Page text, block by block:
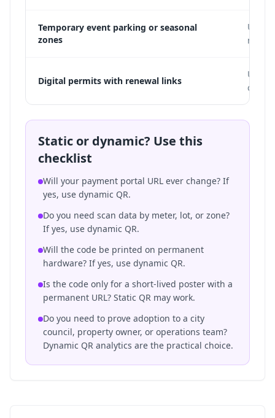
Temporary event parking or seasonal
zones
Use
new
Digital permits with renewal links
Use
Static or dynamic? Use this
checklist
Will your payment portal URL ever change? If
yes, use dynamic QR.
Do you need scan data by meter, lot, or zone?
If yes, use dynamic QR.
Will the code be printed on permanent
hardware? If yes, use dynamic QR.
Is the code only for a short-lived poster with a
permanent URL? Static QR may work.
Do you need to prove adoption to a city
council, property owner, or operations team?
Dynamic QR analytics are the practical choice.